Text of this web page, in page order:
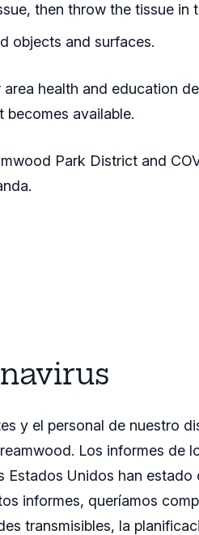
then throw the tissue in
objects and surfaces.
health and education
available.
Park District and
y el personal de nuestro
Los informes de
Unidos han estado
informes, queríamos
transmisibles, la